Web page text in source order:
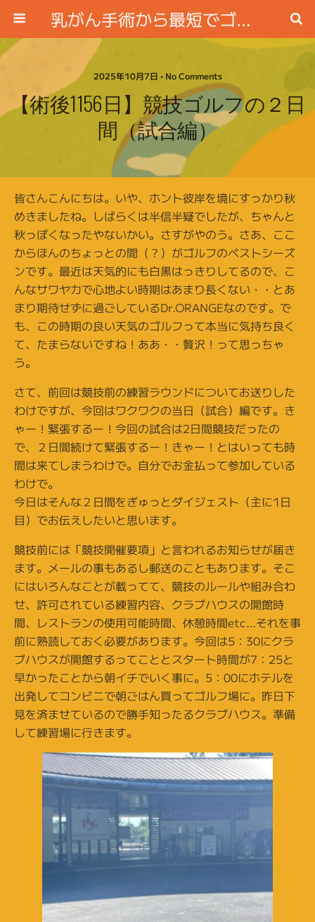
乳がん手術から最短でゴルフ場に行く方法
2025年10月7日 • No Comments
【術後1156日】競技ゴルフの２日
間（試合編）
皆さんこんにちは。いや、ホント彼岸を境にすっかり秋
めきましたね。しばらくは半信半疑でしたが、ちゃんと
秋っぽくなったやないかい。さすがやのう。さあ、ここ
からほんのちょっとの間（？）がゴルフのベストシーズ
ンです。最近は天気的にも白黒はっきりしてるので、こ
んなサワヤカで心地よい時期はあまり長くない・・とあ
まり期待せずに過ごしているDr.ORANGEなのです。で
も、この時期の良い天気のゴルフって本当に気持ち良く
て、たまらないですね！ああ・・贅沢！って思っちゃ
う。
さて、前回は競技前の練習ラウンドについてお送りした
わけですが、今回はワクワクの当日（試合）編です。き
ゃー！緊張するー！今回の試合は2日間競技だったの
で、２日間続けて緊張するー！きゃー！とはいっても時
間は来てしまうわけで。自分でお金払って参加している
わけで。
今日はそんな２日間をぎゅっとダイジェスト（主に1日
目）でお伝えしたいと思います。
競技前には「競技開催要項」と言われるお知らせが届き
ます。メールの事もあるし郵送のこともあります。そこ
にはいろんなことが載ってて、競技のルールや組み合わ
せ、許可されている練習内容、クラブハウスの開館時
間、レストランの使用可能時間、休憩時間etc…それを事
前に熟読しておく必要があります。今回は5：30にクラ
ブハウスが開館するってこととスタート時間が7：25と
早かったことから朝イチでいく事に。5：00にホテルを
出発してコンビニで朝ごはん買ってゴルフ場に。昨日下
見を済ませているので勝手知ったるクラブハウス。準備
して練習場に行きます。